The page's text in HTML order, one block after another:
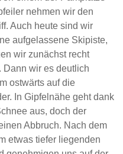
nehmen wir den
Auch heute sind wir
aufgelassene Skipiste,
wir zunächst recht
Dann wir es deutlich
ostwärts auf die
In Gipfelnähe geht dank
aus, doch der
Abbruch. Nach dem
etwas tiefer liegenden